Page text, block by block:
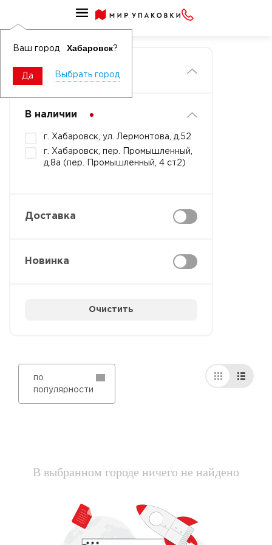
Ваш город Хабаровск?
Да Выбрать город
Главная
Фильтры
В наличии
г. Хабаровск, ул. Лермонтова, д.52
г. Хабаровск, пер. Промышленный,
д.8а (пер. Промышленный, 4 ст2)
Доставка
Новинка
Очистить
по
популярности
В выбранном городе ничего не найдено